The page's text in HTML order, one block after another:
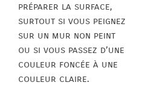
préparer la surface,
surtout si vous peignez
sur un mur non peint
ou si vous passez d’une
couleur foncée à une
couleur claire.